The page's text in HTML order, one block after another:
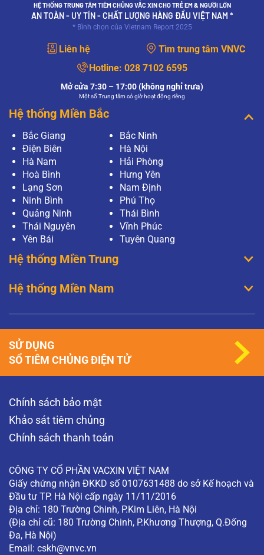
HỆ THỐNG TRUNG TÂM TIÊM CHỦNG VẮC XIN CHO TRẺ EM & NGƯỜI LỚN
AN TOÀN - UY TÍN - CHẤT LƯỢNG HÀNG ĐẦU VIỆT NAM *
* Bình chọn của Vietnam Report 2025
Liên hệ
Tìm trung tâm VNVC
Hotline: 028 7102 6595
Mở cửa 7:30 – 17:00 (không nghỉ trưa)
Một số Trung tâm có giờ hoạt động riêng
Hệ thống Miền Bắc
Bắc Giang
Bắc Ninh
Điện Biên
Hà Nội
Hà Nam
Hải Phòng
Hoà Bình
Hưng Yên
Lạng Sơn
Nam Định
Ninh Bình
Phú Thọ
Quảng Ninh
Thái Bình
Thái Nguyên
Vĩnh Phúc
Yên Bái
Tuyên Quang
Hệ thống Miền Trung
Hệ thống Miền Nam
Chính sách bảo mật
Khảo sát tiêm chủng
Chính sách thanh toán
CÔNG TY CỔ PHẦN VACXIN VIỆT NAM
Giấy chứng nhận ĐKKD số 0107631488 do sở Kế hoạch và
Đầu tư TP. Hà Nội cấp ngày 11/11/2016
Địa chỉ: 180 Trường Chinh, P.Kim Liên, Hà Nội
(Địa chỉ cũ: 180 Trường Chinh, P.Khương Thượng, Q.Đống
Đa, Hà Nội)
Email: cskh@vnvc.vn
SỬ DỤNG
SỔ TIÊM CHỦNG ĐIỆN TỬ